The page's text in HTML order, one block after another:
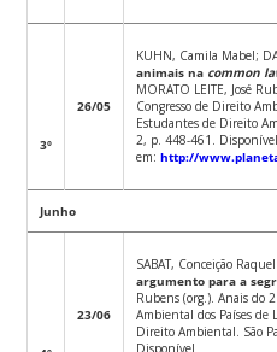
3º
26/05
KUHN, Camila Mabel;
animais na common
MORATO LEITE, José
Congresso de Direito
Estudantes de Direito
2, p. 448-461. Disponível
em:http://
Junho
23/06
SABAT, Conceição
argumento para a
Rubens (org.). Anais do
Ambiental dos Países de
Direito Ambiental. São
Disponível